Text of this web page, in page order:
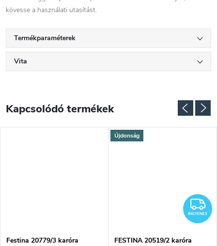
kövesse a használati utasítást.
Termékparaméterek
Vita
Kapcsolódó termékek
Festina 20779/3 karóra
Újdonság
INGYENES
FESTINA 20519/2 karóra